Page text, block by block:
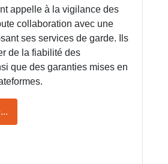
appelle à la vigilance des
collaboration avec une
ses services de garde. Ils
de la fiabilité des
que des garanties mises en